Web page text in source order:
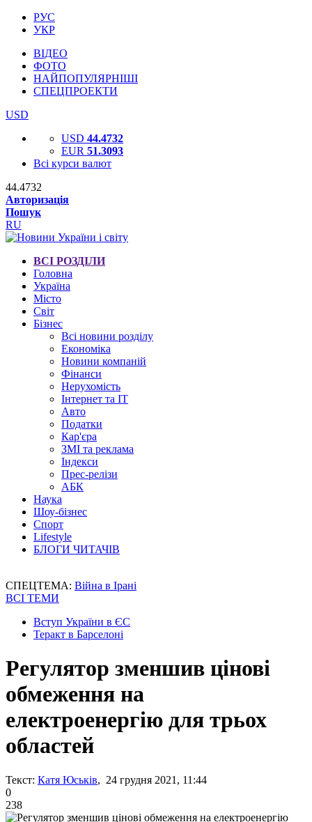
РУС
УКР
ВІДЕО
ФОТО
НАЙПОПУЛЯРНІШІ
СПЕЦПРОЕКТИ
USD
USD 44.4732
EUR 51.3093
Всі курси валют
44.4732
Авторизація
Пошук
RU
ВСІ РОЗДІЛИ
Головна
Україна
Місто
Світ
Бізнес
Всі новини розділу
Економіка
Новини компаній
Фінанси
Нерухомість
Інтернет та IT
Авто
Податки
Кар'єра
ЗМІ та реклама
Індекси
Прес-релізи
АБК
Наука
Шоу-бізнес
Спорт
Lifestyle
БЛОГИ ЧИТАЧІВ
СПЕЦТЕМА: Війна в Ірані
ВСІ ТЕМИ
Вступ України в ЄС
Теракт в Барселоні
Регулятор зменшив цінові
обмеження на
електроенергію для трьох
областей
Текст: Катя Юськів, 24 грудня 2021, 11:44
0
238